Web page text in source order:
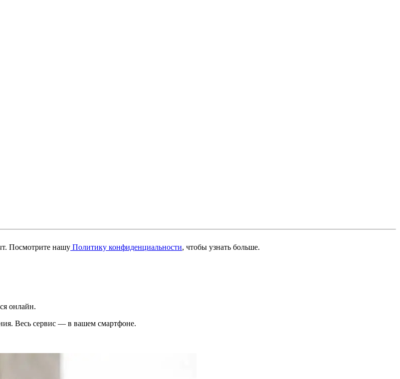
Посмотрите нашу Политику конфиденциальности, чтобы узнать больше.
онлайн.
Весь сервис — в вашем смартфоне.